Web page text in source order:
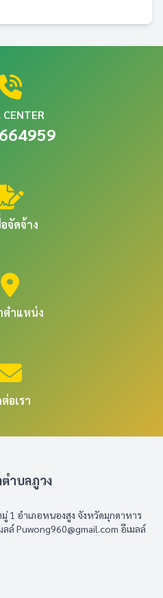
CENTER
จัดจ้าง
ตำแหน่ง
อเรา
ำบลภูวง
1 อำเภอหนองสูง จังหวัดมุกดาหาร
ลล์Puwong960@gmail.com อีเมลล์